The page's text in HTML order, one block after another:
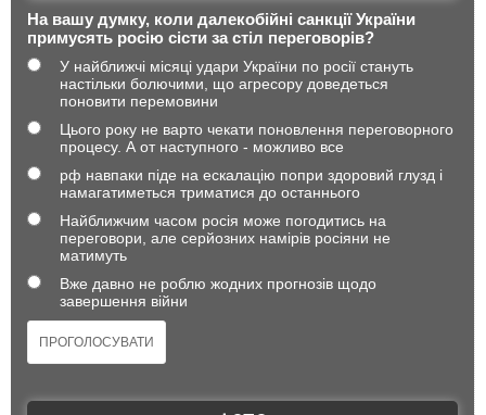
На вашу думку, коли далекобійні санкції України
примусять росію сісти за стіл переговорів?
У найближчі місяці удари України по росії стануть
настільки болючими, що агресору доведеться
поновити перемовини
Цього року не варто чекати поновлення переговорного
процесу. А от наступного - можливо все
рф навпаки піде на ескалацію попри здоровий глузд і
намагатиметься триматися до останнього
Найближчим часом росія може погодитись на
переговори, але серйозних намірів росіяни не
матимуть
Вже давно не роблю жодних прогнозів щодо
завершення війни